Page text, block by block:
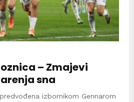
– Zmajevi
sna
izbornikom Gennarom